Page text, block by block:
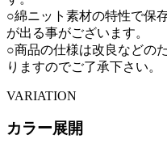
○綿ニット素材の特性で保
が出る事がございます。
○商品の仕様は改良などの
りますのでご了承下さい。
VARIATION
カラー展開